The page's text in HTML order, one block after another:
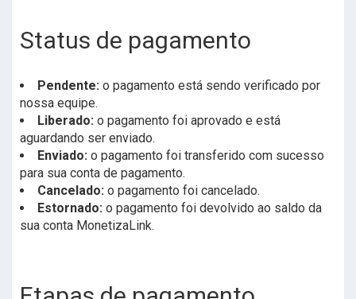
Status de pagamento
Pendente: o pagamento está sendo verificado por
nossa equipe.
Liberado: o pagamento foi aprovado e está
aguardando ser enviado.
Enviado: o pagamento foi transferido com sucesso
para sua conta de pagamento.
Cancelado: o pagamento foi cancelado.
Estornado: o pagamento foi devolvido ao saldo da
sua conta MonetizaLink.